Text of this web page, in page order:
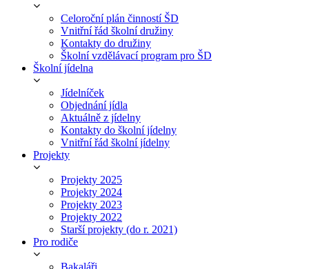
Celoroční plán činností ŠD
Vnitřní řád školní družiny
Kontakty do družiny
Školní vzdělávací program pro ŠD
Školní jídelna
Jídelníček
Objednání jídla
Aktuálně z jídelny
Kontakty do školní jídelny
Vnitřní řád školní jídelny
Projekty
Projekty 2025
Projekty 2024
Projekty 2023
Projekty 2022
Starší projekty (do r. 2021)
Pro rodiče
Bakaláři